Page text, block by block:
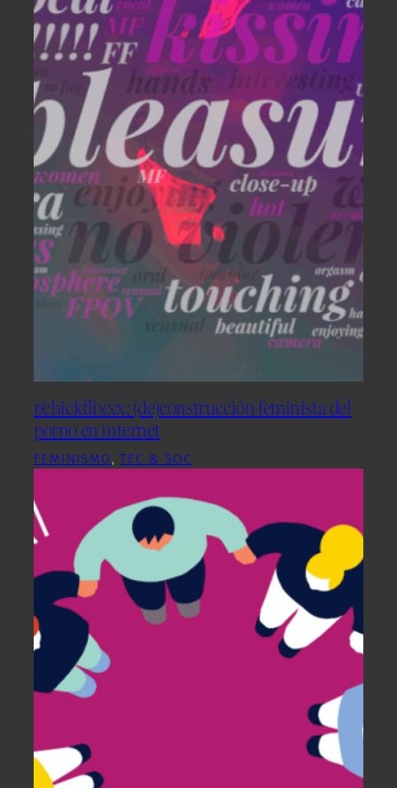
r/chickflixxx: (de)construcción feminista del
porno en internet
FEMINISMO, TEC & SOC